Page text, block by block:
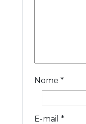
Nome *
E-mail *